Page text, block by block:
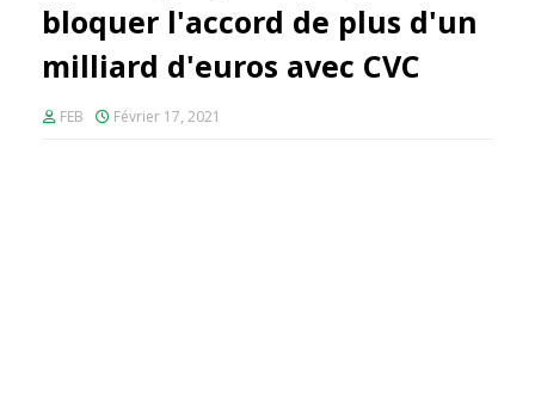
bloquer l'accord de plus d'un
milliard d'euros avec CVC
FEB Février 17, 2021